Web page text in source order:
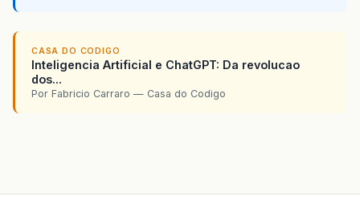
CASA DO CODIGO
Inteligencia Artificial e ChatGPT: Da revolucao
dos...
Por Fabricio Carraro — Casa do Codigo